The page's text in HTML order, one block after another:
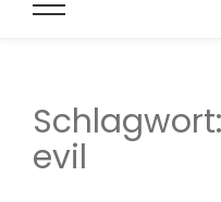
Schlagwort:
evil